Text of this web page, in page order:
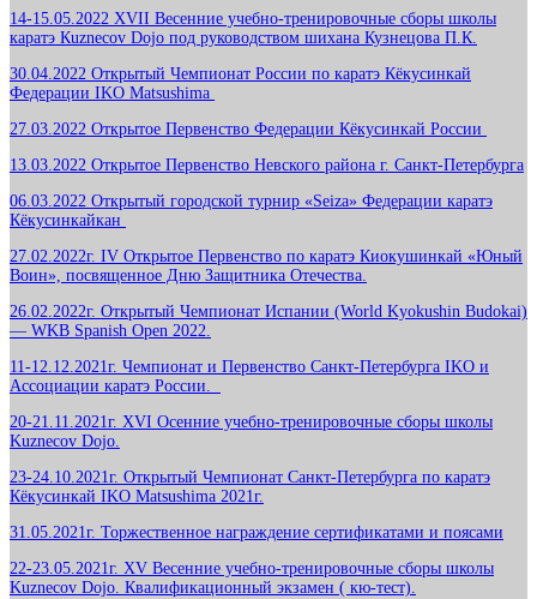
14-15.05.2022 ХVII Весенние учебно-тренировочные сборы школы
каратэ Кuznecov Dojo под руководством шихана Кузнецова П.К.
30.04.2022 Открытый Чемпионат России по каратэ Кёкусинкай
Федерации IKO Matsushima
27.03.2022 Открытое Первенство Федерации Кёкусинкай России
13.03.2022 Открытое Первенство Невского района г. Санкт-Петербурга
06.03.2022 Открытый городской турнир «Seiza» Федерации каратэ
Кёкусинкайкан
27.02.2022г. IV Открытое Первенство по каратэ Киокушинкай «Юный
Воин», посвященное Дню Защитника Отечества.
26.02.2022г. Открытый Чемпионат Испании (World Kyokushin Budokai)
— WKB Spanish Open 2022.
11-12.12.2021г. Чемпионат и Первенство Санкт-Петербурга IKO и
Ассоциации каратэ России.
20-21.11.2021г. XVI Осенние учебно-тренировочные сборы школы
Kuznecov Dojo.
23-24.10.2021г. Открытый Чемпионат Санкт-Петербурга по каратэ
Кёкусинкай IKO Matsushima 2021г.
31.05.2021г. Торжественное награждение сертификатами и поясами
22-23.05.2021г. XV Весенние учебно-тренировочные сборы школы
Kuznecov Dojo. Квалификационный экзамен ( кю-тест).